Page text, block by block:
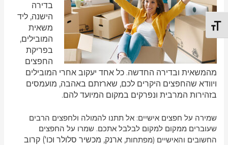
TOGGLE FONT SIZE
בדירה
הישנה, ליד
משאית
המובילים,
בפריקת
החפצים
מהמשאית ובדירה החדשה. כל אחד יעקוב אחרי המובילים
ויוודא שהחפצים היקרים לכם, שארזתם באהבה, מועמסים
בזהירות המרבית ונפרקים במקום המיועד להם.
שמירה על חפצים אישיים: אל תתנו להמולה ולחפצים הרבים
שעוברים ממקום למקום לבלבל אתכם. שמרו על החפצים
החשובים והאישיים (מפתחות, ארנק, מכשיר סלולר וכו') קרוב